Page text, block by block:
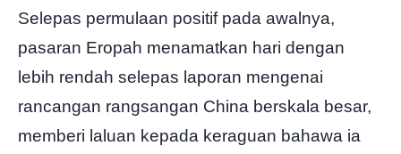
Selepas permulaan positif pada awalnya,
pasaran Eropah menamatkan hari dengan
lebih rendah selepas laporan mengenai
rancangan rangsangan China berskala besar,
memberi laluan kepada keraguan bahawa ia